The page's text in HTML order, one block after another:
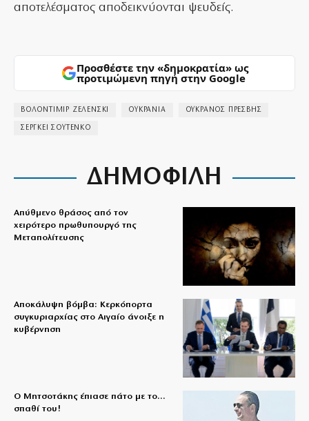
αποτελέσματος αποδεικνύονται ψευδείς.
Προσθέστε την «δημοκρατία» ως
προτιμώμενη πηγή στην Google
ΒΟΛΟΝΤΙΜΙΡ ΖΕΛΕΝΣΚΙ ΟΥΚΡΑΝΙΑ ΟΥΚΡΑΝΟΣ ΠΡΕΣΒΗΣ
ΣΕΡΓΚΕΙ ΣΟΥΤΕΝΚΟ
ΔΗΜΟΦΙΛΗ
Απύθμενο θράσος από τον
χειρότερο πρωθυπουργό της
Μεταπολίτευσης
Αποκάλυψη βόμβα: Κερκόπορτα
συγκυριαρχίας στο Αιγαίο άνοιξε η
κυβέρνηση
Ο Μητσοτάκης έπιασε πάτο με το…
σπαθί του!